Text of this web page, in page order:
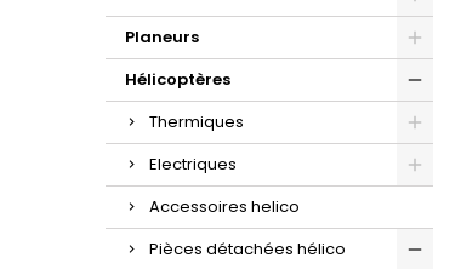
Planeurs
Hélicoptères
Thermiques
Electriques
Accessoires helico
Pièces détachées hélico